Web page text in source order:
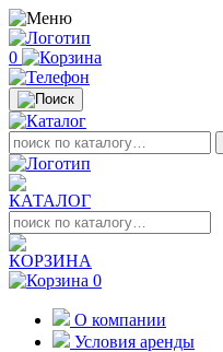
0
КАТАЛОГ
КОРЗИНА
0
О компании
Условия аренды